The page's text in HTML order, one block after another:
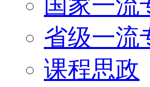
省级一流
课程思政